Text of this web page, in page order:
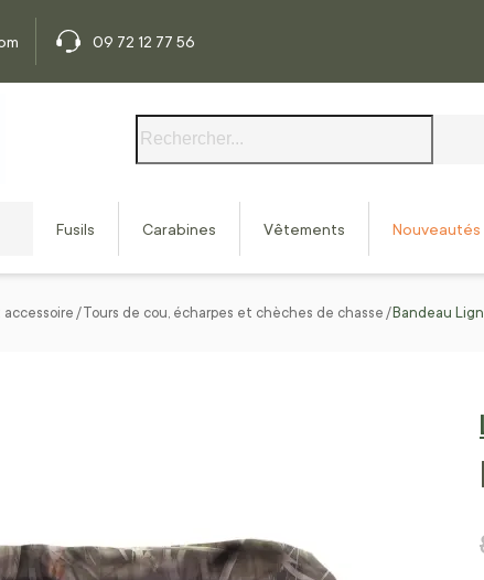
09 72 12 77 56
Fusils Carabines Vêtements Nouveautés
Tours de cou, écharpes et chèches de chasse Bandeau